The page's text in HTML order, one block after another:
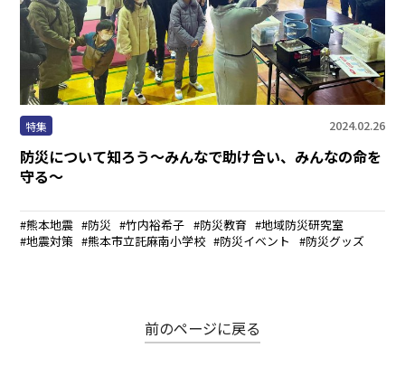
特集 2024.02.26
防災について知ろう～みんなで助け合い、みんなの命を
守る～
熊本地震 防災 竹内裕希子 防災教育
地域防災研究室
地震対策
熊本市立託麻南小学校 防災イベント 防災グッズ
前のページに戻る
熊大通信
メディア・報道機関の方々へ
熊大メールマガジン登録のご案内
翻訳 自動翻訳について